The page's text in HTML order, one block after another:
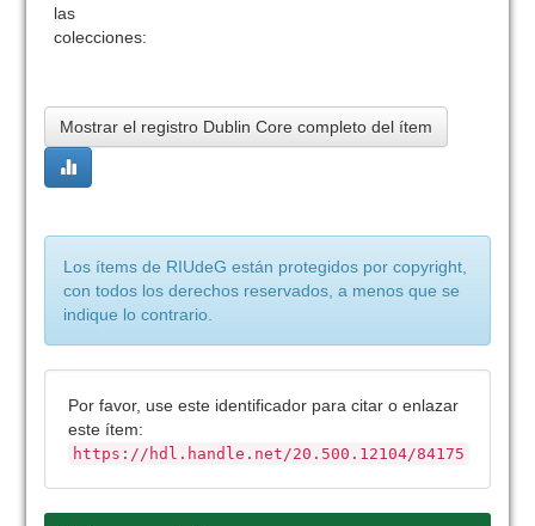
las
colecciones:
Mostrar el registro Dublin Core completo del ítem
Los ítems de RIUdeG están protegidos por copyright,
con todos los derechos reservados, a menos que se
indique lo contrario.
Por favor, use este identificador para citar o enlazar
este ítem:
https://hdl.handle.net/20.500.12104/84175